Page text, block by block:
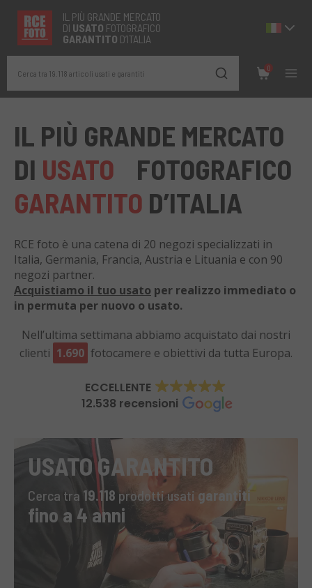
IL PIÙ GRANDE MERCATO
DI USATO FOTOGRAFICO
GARANTITO D’ITALIA
Cerca tra 19.118 articoli usati e garantiti
0
IL PIÙ GRANDE MERCATO
DI USATO
FOTOGRAFICO
GARANTITO D’ITALIA
RCE foto è una catena di 20 negozi specializzati in
Italia, Germania, Francia, Austria e Lituania e con 90
negozi partner.
Acquistiamo il tuo usato per realizzo immediato o
in permuta per nuovo o usato.
Nell’ultima settimana abbiamo acquistato dai nostri
clienti 1.690 fotocamere e obiettivi da tutta Europa.
ECCELLENTE
12.538 recensioni
USATO GARANTITO
Cerca tra 19.118 prodotti usati garantiti
fino a 4 anni